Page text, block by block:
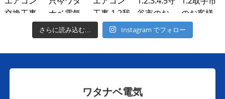
さらに読み込む... Instagram でフォロー
ワタナベ電気